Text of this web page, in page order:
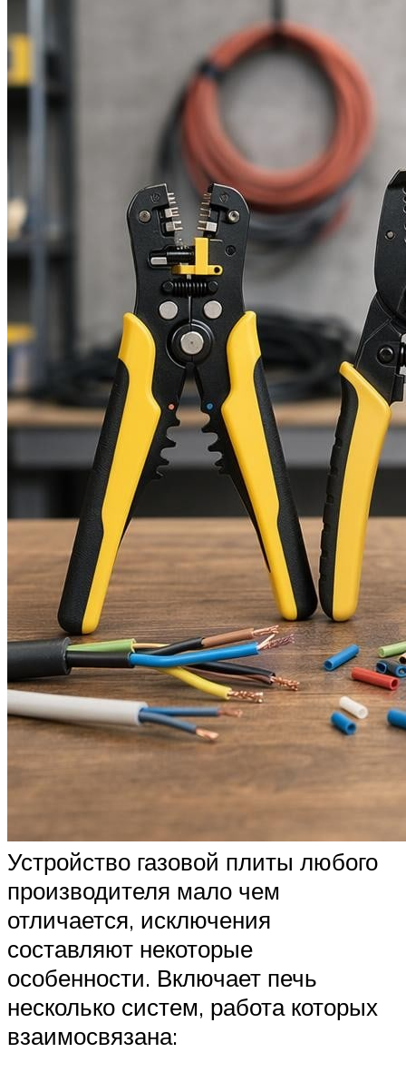
Устройство газовой плиты любого
производителя мало чем
отличается, исключения
составляют некоторые
особенности. Включает печь
несколько систем, работа которых
взаимосвязана: